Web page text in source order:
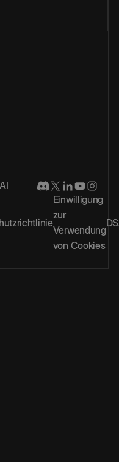
Einwilligung
zur
Verwendung
von Cookies